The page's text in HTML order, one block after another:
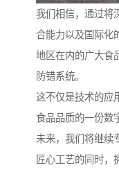
我们相信，通过将
合能力以及国际化
地区在内的广大食
防错系统。
这不仅是技术的应
食品品质的一份数
未来，我们将继续
匠心工艺的同时，